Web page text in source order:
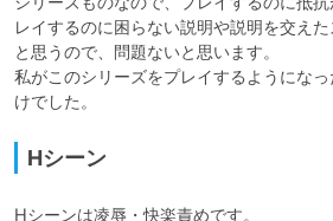
レイするのに困らない説明や説明を交え
と思うので、問題ないと思います。
私がこのシリーズをプレイするようにな
けでした。
Hシーン
Hシーンは凌辱・快楽責めです。